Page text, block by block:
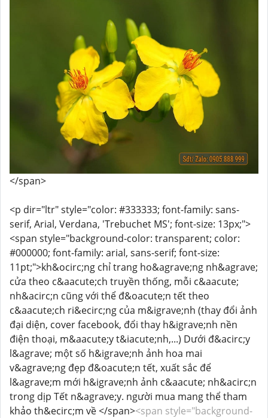
</span>
<p dir="ltr" style="color: #333333; font-family: sans-
serif, Arial, Verdana, 'Trebuchet MS'; font-size: 13px;">
<span style="background-color: transparent; color:
#000000; font-family: arial, sans-serif; font-size:
11pt;">kh&ocirc;ng chỉ trang ho&agrave;ng nh&agrave;
cửa theo c&aacute;ch truyền thống, mỗi c&aacute;
nh&acirc;n cũng với thể đ&oacute;n tết theo
c&aacute;ch ri&ecirc;ng của m&igrave;nh (thay đổi ảnh
đại diện, cover facebook, đổi thay h&igrave;nh nền
điện thoại, m&aacute;y t&iacute;nh,...) Dưới đ&acirc;y
l&agrave; một số h&igrave;nh ảnh hoa mai
v&agrave;ng đẹp đ&oacute;n tết, xuất sắc để
l&agrave;m mới h&igrave;nh ảnh c&aacute; nh&acirc;n
trong dịp Tết n&agrave;y. người mua mang thể tham
khảo th&ecirc;m về </span><span style="background-